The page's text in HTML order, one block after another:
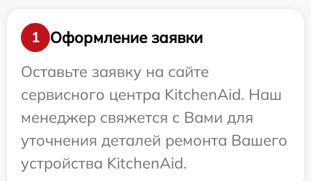
1
Оформление заявки
Оставьте заявку на сайте
сервисного центра KitchenAid. Наш
менеджер свяжется с Вами для
уточнения деталей ремонта Вашего
устройства KitchenAid.